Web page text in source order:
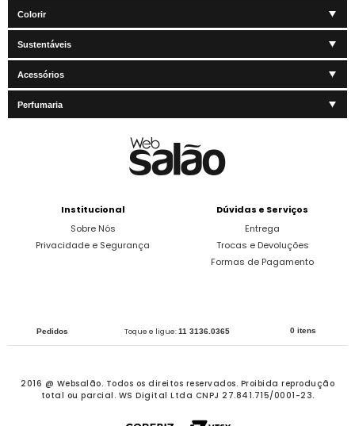
Colorir
Sustentáveis
Acessórios
Perfumaria
Institucional
Sobre Nós
Privacidade e Segurança
Dúvidas e Serviços
Entrega
Trocas e Devoluções
Formas de Pagamento
Pedidos Toque e ligue:11 3136.0365 0 itens
2016 @ Websalão. Todos os direitos reservados. Proibida reprodução
total ou parcial. WS Digital Ltda CNPJ 27.841.715/0001-23.